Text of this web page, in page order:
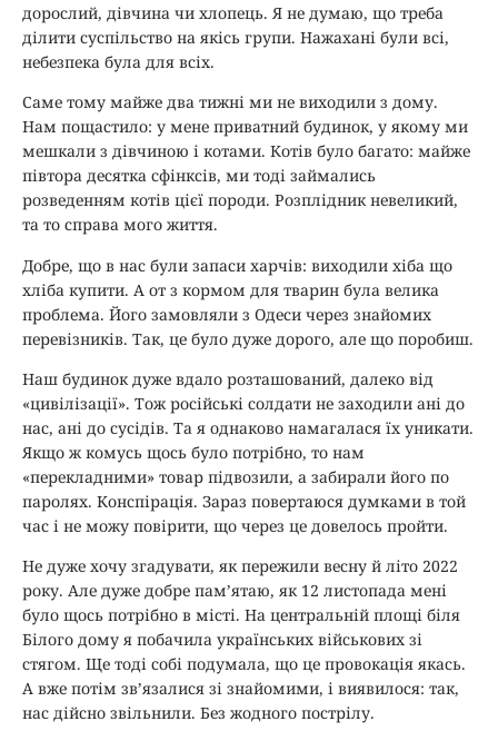
дорослий, дівчина чи хлопець. Я не думаю, що треба
ділити суспільство на якісь групи. Нажахані були всі,
небезпека була для всіх.
Саме тому майже два тижні ми не виходили з дому.
Нам пощастило: у мене приватний будинок, у якому ми
мешкали з дівчиною і котами. Котів було багато: майже
півтора десятка сфінксів, ми тоді займались
розведенням котів цієї породи. Розплідник невеликий,
та то справа мого життя.
Добре, що в нас були запаси харчів: виходили хіба що
хліба купити. А от з кормом для тварин була велика
проблема. Його замовляли з Одеси через знайомих
перевізників. Так, це було дуже дорого, але що поробиш.
Наш будинок дуже вдало розташований, далеко від
«цивілізації». Тож російські солдати не заходили ані до
нас, ані до сусідів. Та я однаково намагалася їх уникати.
Якщо ж комусь щось було потрібно, то нам
«перекладними» товар підвозили, а забирали його по
паролях. Конспірація. Зараз повертаюся думками в той
час і не можу повірити, що через це довелось пройти.
Не дуже хочу згадувати, як пережили весну й літо 2022
року. Але дуже добре пам’ятаю, як 12 листопада мені
було щось потрібно в місті. На центральній площі біля
Білого дому я побачила українських військових зі
стягом. Ще тоді собі подумала, що це провокація якась.
А вже потім зв’язалися зі знайомими, і виявилося: так,
нас дійсно звільнили. Без жодного пострілу.